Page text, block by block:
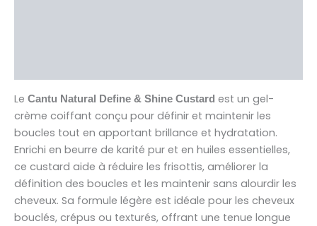
Le Cantu Natural Define & Shine Custard est un gel-
crème coiffant conçu pour définir et maintenir les
boucles tout en apportant brillance et hydratation.
Enrichi en beurre de karité pur et en huiles essentielles,
ce custard aide à réduire les frisottis, améliorer la
définition des boucles et les maintenir sans alourdir les
cheveux. Sa formule légère est idéale pour les cheveux
bouclés, crépus ou texturés, offrant une tenue longue